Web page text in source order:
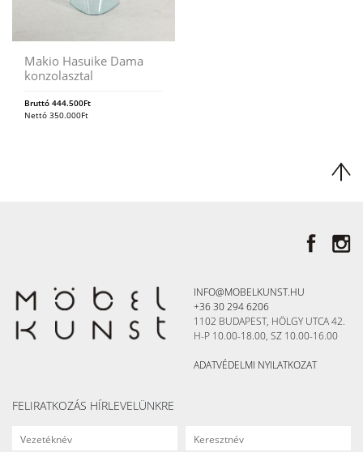
Makio Hasuike Dama
konzolasztal
Bruttó 444.500Ft
Nettó 350.000Ft
INFO@MOBELKUNST.HU
+36 30 294 6206
1102 BUDAPEST, HÖLGY UTCA 42.
H-P 10.00-18.00, SZ 10.00-16.00
ADATVÉDELMI NYILATKOZAT
FELIRATKOZÁS HÍRLEVELÜNKRE